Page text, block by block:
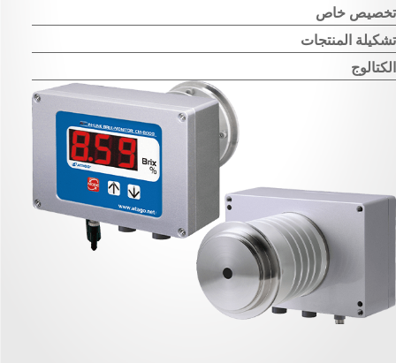
تخصيص خاص
تشكيلة المنتجات
الكتالوج